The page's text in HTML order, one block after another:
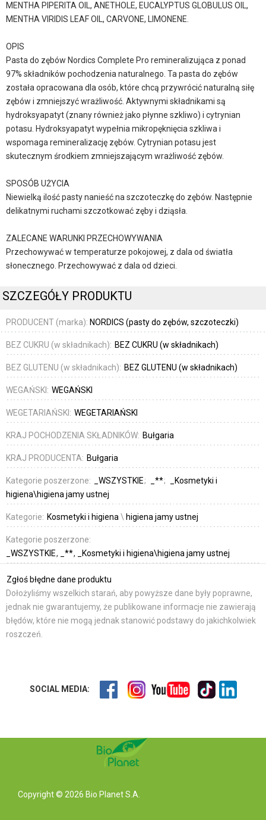
MENTHA PIPERITA OIL, ANETHOLE, EUCALYPTUS GLOBULUS OIL,
MENTHA VIRIDIS LEAF OIL, CARVONE, LIMONENE.
OPIS
Pasta do zębów Nordics Complete Pro remineralizująca z ponad
97% składników pochodzenia naturalnego. Ta pasta do zębów
została opracowana dla osób, które chcą przywrócić naturalną siłę
zębów i zmniejszyć wrażliwość. Aktywnymi składnikami są
hydroksyapatyt (znany również jako płynne szkliwo) i cytrynian
potasu. Hydroksyapatyt wypełnia mikropęknięcia szkliwa i
wspomaga remineralizację zębów. Cytrynian potasu jest
skutecznym środkiem zmniejszającym wrażliwość zębów.
SPOSÓB UŻYCIA
Niewielką ilość pasty nanieść na szczoteczkę do zębów. Następnie
delikatnymi ruchami szczotkować zęby i dziąsła.
ZALECANE WARUNKI PRZECHOWYWANIA
Przechowywać w temperaturze pokojowej, z dala od światła
słonecznego. Przechowywać z dala od dzieci.
SZCZEGÓŁY PRODUKTU
PRODUCENT (marka): NORDICS (pasty do zębów, szczoteczki)
BEZ CUKRU (w składnikach): BEZ CUKRU (w składnikach)
BEZ GLUTENU (w składnikach): BEZ GLUTENU (w składnikach)
WEGAŃSKI: WEGAŃSKI
WEGETARIAŃSKI: WEGETARIAŃSKI
KRAJ POCHODZENIA SKŁADNIKÓW: Bułgaria
KRAJ PRODUCENTA: Bułgaria
Kategorie poszerzone: _WSZYSTKIE _**
_Kosmetyki i
higiena\higiena jamy ustnej
Kategorie: Kosmetyki i higiena \ higiena jamy ustnej
Kategorie poszerzone:
_WSZYSTKIE
_** _Kosmetyki i higiena\higiena jamy ustnej
Zgłoś błędne dane produktu
Dołożyliśmy wszelkich starań, aby powyższe dane były poprawne,
jednak nie gwarantujemy, że publikowane informacje nie zawierają
błędów, które nie mogą jednak stanowić podstawy do jakichkolwiek
roszczeń.
SOCIAL MEDIA:
Copyright © 2026 Bio Planet S.A.